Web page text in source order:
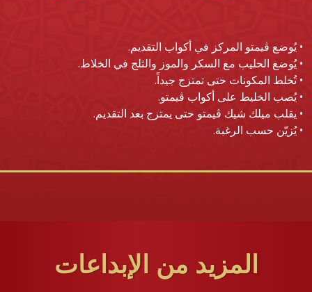
• يُوضع ڤيمتو المركز في أكواب التقديم.
• يُوضع الحليب مع السكر والموز والثلج في الخلاط.
• تُخلط المكونات حتى تمتزج جيداً.
• يُصب الخليط على أكواب ڤيمتو.
• يقلب ميلك شيك ڤيمتو حتى يمتزج بعد التقديم.
• يُزيّن حسب الرغبة.
المزيد من الإبداعات